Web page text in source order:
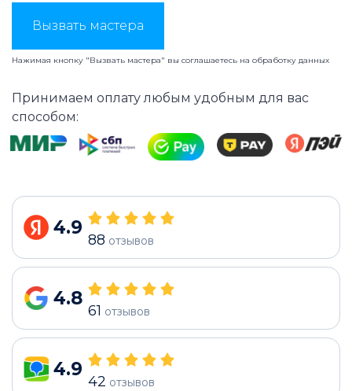
Вызвать мастера
Нажимая кнопку "Вызвать мастера" вы соглашаетесь на обработку данных
Принимаем оплату любым удобным для вас
способом:
4.9
88 отзывов
4.8
61 отзывов
4.9
42 отзывов